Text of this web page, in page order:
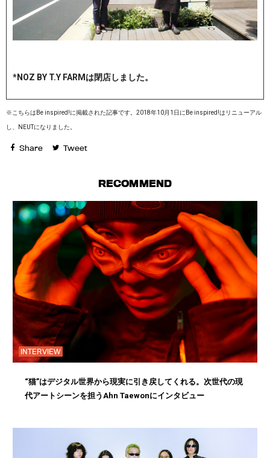
*NOZ BY T.Y FARMは閉店しました。
※こちらはBe inspired!に掲載された記事です。2018年10月1日にBe inspired!はリニューアル
し、NEUTになりました。
Share Tweet
RECOMMEND
INTERVIEW
“猫”はデジタル世界から現実に引き戻してくれる。次世代の現
代アートシーンを担うAhn Taewonにインタビュー